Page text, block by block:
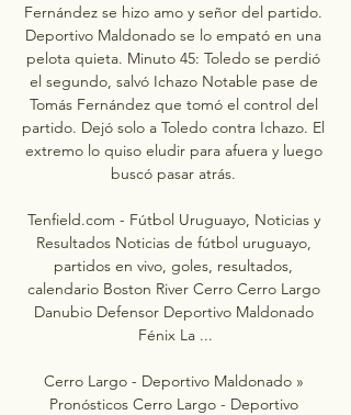
Fernández se hizo amo y señor del partido.
Deportivo Maldonado se lo empató en una
pelota quieta. Minuto 45: Toledo se perdió
el segundo, salvó Ichazo Notable pase de
Tomás Fernández que tomó el control del
partido. Dejó solo a Toledo contra Ichazo. El
extremo lo quiso eludir para afuera y luego
buscó pasar atrás.
Tenfield.com - Fútbol Uruguayo, Noticias y
Resultados Noticias de fútbol uruguayo,
partidos en vivo, goles, resultados,
calendario Boston River Cerro Cerro Largo
Danubio Defensor Deportivo Maldonado
Fénix La ...
Cerro Largo - Deportivo Maldonado »
Pronósticos Cerro Largo - Deportivo